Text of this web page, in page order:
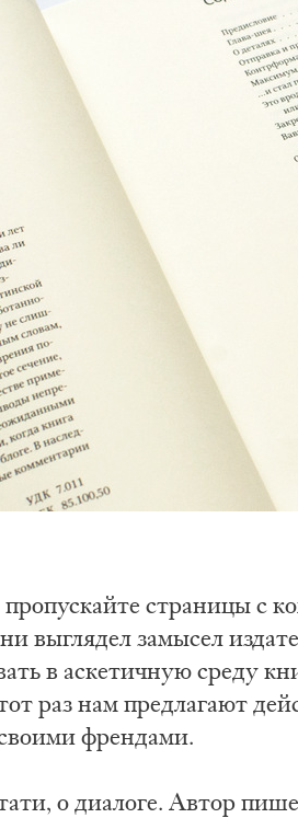
стра­ни­цы с
вы­гля­дел за­мы­сел
в ас­ке­тич­ную сре­ду
раз нам пред­ла­га­ют
френ­да­ми.
о диа­ло­ге. Ав­тор